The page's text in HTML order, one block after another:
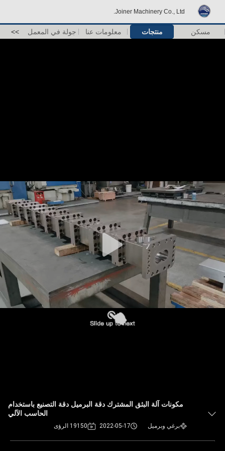
Joiner Machinery Co., Ltd.
مسكن منتجات معلومات عنا جولة في المعمل >>
مكونات آلة البثق المشترك دقة البرميل دقة التصنيع باستخدام
الحاسب الآلي
برغي وبرميل 2022-05-17 19150 الرؤى